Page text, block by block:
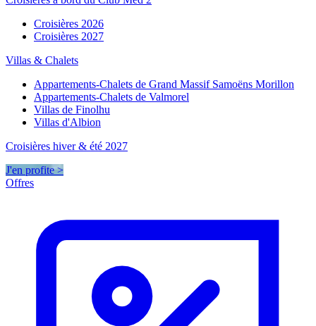
Croisières 2026
Croisières 2027
Villas & Chalets
Appartements-Chalets de Grand Massif Samoëns Morillon
Appartements-Chalets de Valmorel
Villas de Finolhu
Villas d'Albion
Croisières hiver & été 2027
J'en profite >
Offres